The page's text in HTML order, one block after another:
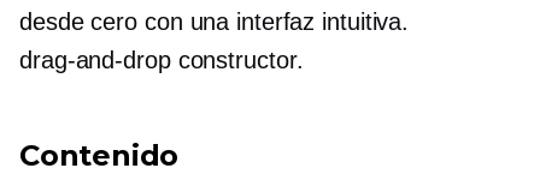
desde cero con una interfaz intuitiva.
drag-and-dropconstructor.
Contenido